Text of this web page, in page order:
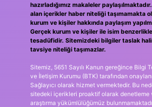
hazırladığımız makaleler
alan içerikler haber niteliği taşımamakta
kurum ve kişiler hakkında paylaşım
Gerçek kurum ve kişiler ile isim
tesadüfidir. Sitemizdeki bilgiler taslak
tavsiye niteliği taşımazlar.
Sitemiz, 5651 Sayılı Kanun gereğince Bilgi
ve İletişim Kurumu (BTK) tarafından
Sağlayıcı olarak hizmet vermektedir. Bu
sitedeki içerikleri proaktif olarak denetleme
araştırma yükümlülüğümüz